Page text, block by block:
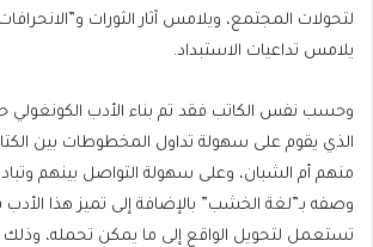
لتحولات المجتمع، ويلامس آثار الثورات و”الانحرافات
يلامس تداعيات الاستبداد.
وحسب نفس الكاتب فقد تم بناء الأدب الكونغولي
الذي يقوم على سهولة تداول المخطوطات بين
منهم أم الشبان، وعلى سهولة التواصل بينهم
وصفه بـ”لغة الخشب” بالإضافة إلى تميز هذا الأدب
تستعمل لتحويل الواقع إلى ما يمكن تحمله،